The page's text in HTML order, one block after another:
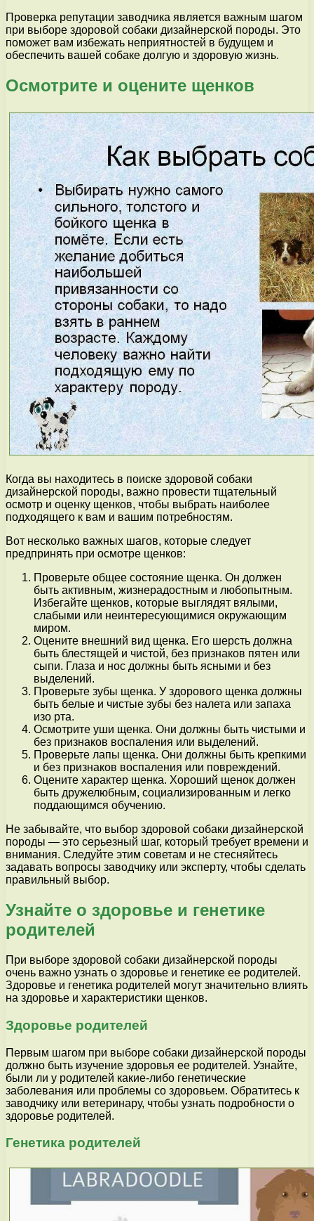
Проверка репутации заводчика является важным шагом
при выборе здоровой собаки дизайнерской породы. Это
поможет вам избежать неприятностей в будущем и
обеспечить вашей собаке долгую и здоровую жизнь.
Осмотрите и оцените щенков
Когда вы находитесь в поиске здоровой собаки
дизайнерской породы, важно провести тщательный
осмотр и оценку щенков, чтобы выбрать наиболее
подходящего к вам и вашим потребностям.
Вот несколько важных шагов, которые следует
предпринять при осмотре щенков:
Проверьте общее состояние щенка. Он должен
быть активным, жизнерадостным и любопытным.
Избегайте щенков, которые выглядят вялыми,
слабыми или неинтересующимися окружающим
миром.
Оцените внешний вид щенка. Его шерсть должна
быть блестящей и чистой, без признаков пятен или
сыпи. Глаза и нос должны быть ясными и без
выделений.
Проверьте зубы щенка. У здорового щенка должны
быть белые и чистые зубы без налета или запаха
изо рта.
Осмотрите уши щенка. Они должны быть чистыми и
без признаков воспаления или выделений.
Проверьте лапы щенка. Они должны быть крепкими
и без признаков воспаления или повреждений.
Оцените характер щенка. Хороший щенок должен
быть дружелюбным, социализированным и легко
поддающимся обучению.
Не забывайте, что выбор здоровой собаки дизайнерской
породы — это серьезный шаг, который требует времени и
внимания. Следуйте этим советам и не стесняйтесь
задавать вопросы заводчику или эксперту, чтобы сделать
правильный выбор.
Узнайте о здоровье и генетике
родителей
При выборе здоровой собаки дизайнерской породы
очень важно узнать о здоровье и генетике ее родителей.
Здоровье и генетика родителей могут значительно влиять
на здоровье и характеристики щенков.
Здоровье родителей
Первым шагом при выборе собаки дизайнерской породы
должно быть изучение здоровья ее родителей. Узнайте,
были ли у родителей какие-либо генетические
заболевания или проблемы со здоровьем. Обратитесь к
заводчику или ветеринару, чтобы узнать подробности о
здоровье родителей.
Генетика родителей